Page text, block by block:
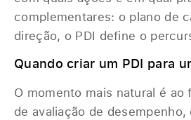
complementares: o plano de
direção, o PDI define o
Quando criar um PDI para
O momento mais natural é ao
de avaliação de